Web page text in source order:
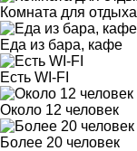
Комната для отдыха
Еда из бара, кафе
Есть WI-FI
Около 12 человек
Более 20 человек